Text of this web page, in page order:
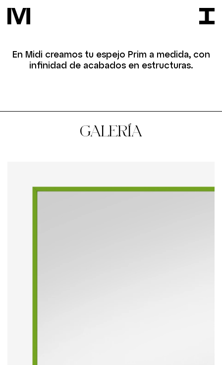
En Midi creamos tu espejo Prim a medida, con
infinidad de acabados en estructuras.
GALERÍA